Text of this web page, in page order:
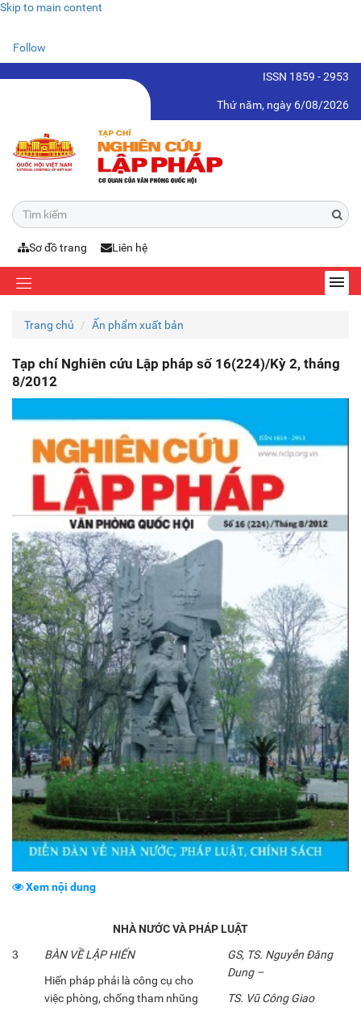
Skip to main content
Follow
ISSN 1859 - 2953
Thứ năm, ngày 6/08/2026
Sơ đồ trang Liên hệ
Trang chủ Ấn phẩm xuất bản
Tạp chí Nghiên cứu Lập pháp số 16(224)/Kỳ 2, tháng
8/2012
Xem nội dung
NHÀ NƯỚC VÀ PHÁP LUẬT
3
BÀN VỀ LẬP HIẾN
Hiến pháp phải là công cụ cho
việc phòng, chống tham nhũng
GS, TS. Nguyễn Đăng
Dung –
TS. Vũ Công Giao